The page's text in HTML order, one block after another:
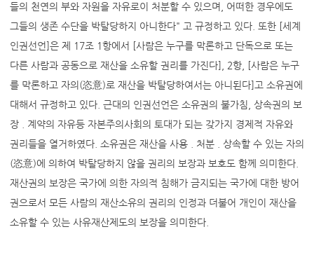
들의 천연의 부와 자원을 자유로이 처분할 수 있으며, 어떠한 경우에도
그들의 생존 수단을 박탈당하지 아니한다" 고 규정하고 있다. 또한 [세계
인권선언]은 제 17조 1항에서 [사람은 누구를 막론하고 단독으로 또는
다른 사람과 공동으로 재산을 소유할 권리를 가진다], 2항, [사람은 누구
를 막론하고 자의(恣意)로 재산을 박탈당하여서는 아니된다]고 소유권에
대해서 규정하고 있다. 근대의 인권선언은 소유권의 불가침, 상속권의 보
장 . 계약의 자유등 자본주의사회의 토대가 되는 갖가지 경제적 자유와
권리들을 열거하였다. 소유권은 재산을 사용 . 처분 . 상속할 수 있는 자의
(恣意)에 의하여 박탈당하지 않을 권리의 보장과 보호도 함께 의미한다.
재산권의 보장은 국가에 의한 자의적 침해가 금지되는 국가에 대한 방어
권으로서 모든 사람의 재산소유의 권리의 인정과 더불어 개인이 재산을
소유할 수 있는 사유재산제도의 보장을 의미한다.